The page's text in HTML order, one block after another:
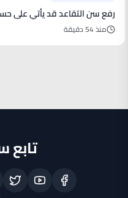
رفع سن التقاعد قد يأتي على
منذ 54 دقيقة
تابع